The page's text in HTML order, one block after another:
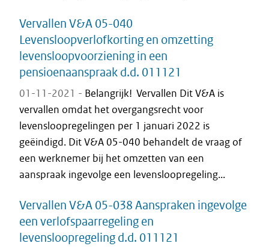
Vervallen V&A 05-040
Levensloopverlofkorting en omzetting
levensloopvoorziening in een
pensioenaanspraak d.d. 011121
01-11-2021 - Belangrijk! Vervallen Dit V&A is
vervallen omdat het overgangsrecht voor
levensloopregelingen per 1 januari 2022 is
geëindigd. Dit V&A 05-040 behandelt de vraag of
een werknemer bij het omzetten van een
aanspraak ingevolge een levensloopregeling...
Vervallen V&A 05-038 Aanspraken ingevolge
een verlofspaarregeling en
levensloopregeling d.d. 011121